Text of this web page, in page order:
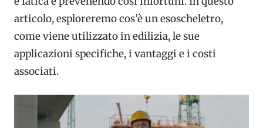
articolo, esploreremo cos’è un esoscheletro,
come viene utilizzato in edilizia, le sue
applicazioni specifiche, i vantaggi e i costi
associati.